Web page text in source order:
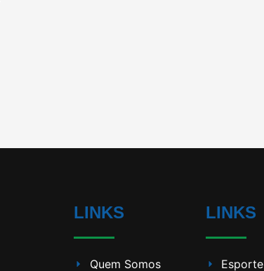
LINKS
Quem Somos
LINKS
Esporte